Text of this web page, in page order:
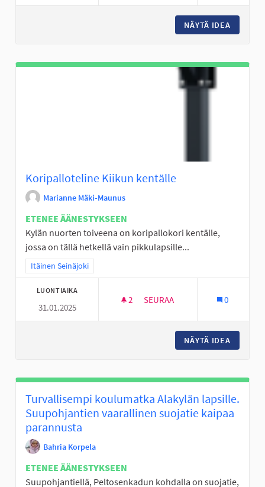
NÄYTÄ IDEA
Koripalloteline Kiikun kentälle
Marianne Mäki-Maunus
ETENEE ÄÄNESTYKSEEN
Kylän nuorten toiveena on koripallokori kentälle,
jossa on tällä hetkellä vain pikkulapsille...
Rajaa tulokset teeman mukaan: Itäinen Seinäjoki
Itäinen Seinäjoki
LUONTIAIKA
31.01.2025
2 2 SEURAAJAA
SEURAA 0
NÄYTÄ IDEA
Turvallisempi koulumatka Alakylän lapsille.
Suupohjantien vaarallinen suojatie kaipaa
parannusta
Bahria Korpela
ETENEE ÄÄNESTYKSEEN
Suupohjantiellä, Peltosenkadun kohdalla on suojatie,